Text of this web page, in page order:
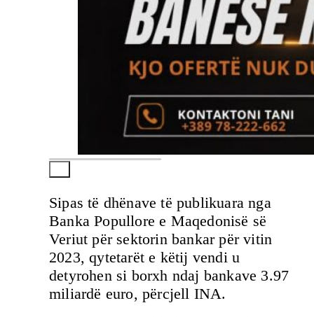
Sipas të dhënave të publikuara nga
Banka Popullore e Maqedonisë së
Veriut për sektorin bankar për vitin
2023, qytetarët e këtij vendi u
detyrohen si borxh ndaj bankave 3.97
miliardë euro, përcjell INA.